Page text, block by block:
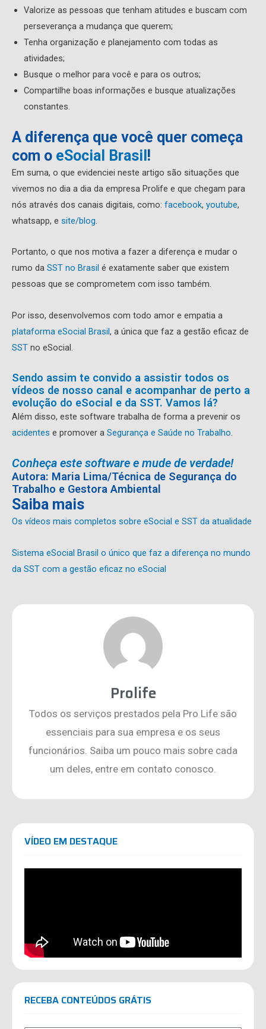
Valorize as pessoas que tenham atitudes e buscam com
perseverança a mudança que querem;
Tenha organização e planejamento com todas as
atividades;
Busque o melhor para você e para os outros;
Compartilhe boas informações e busque atualizações
constantes.
A diferença que você quer começa
com o eSocial Brasil !
Em suma, o que evidenciei neste artigo são situações que
vivemos no dia a dia da empresa Prolife e que chegam para
nós através dos canais digitais, como: facebook, youtube,
whatsapp, e site/blog.
Portanto, o que nos motiva a fazer a diferença e mudar o
rumo da SST no Brasil é exatamente saber que existem
pessoas que se comprometem com isso também.
Por isso, desenvolvemos com todo amor e empatia a
plataforma eSocial Brasil, a única que faz a gestão eficaz de
SST no eSocial.
Sendo assim te convido a assistir todos os
vídeos de nosso canal e acompanhar de perto a
evolução do eSocial e da SST. Vamos lá?
Além disso, este software trabalha de forma a prevenir os
acidentes e promover a Segurança e Saúde no Trabalho
Conheça este software e mude de verdade!
Autora: Maria Lima/Técnica de Segurança do
Trabalho e Gestora Ambiental
Saiba mais
Os vídeos mais completos sobre eSocial e SST da atualidade
Sistema eSocial Brasil o único que faz a diferença no mundo
da SST com a gestão eficaz no eSocial
Prolife
Todos os serviços prestados pela Pro Life são
essenciais para sua empresa e os seus
funcionários. Saiba um pouco mais sobre cada
um deles, entre em contato conosco.
VÍDEO EM DESTAQUE
RECEBA CONTEÚDOS GRÁTIS